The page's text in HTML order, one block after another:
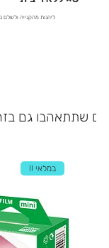
ליהנות מהקנייה ולשלם בקלות. עד 3 תשלומים ללא
במלאי !!